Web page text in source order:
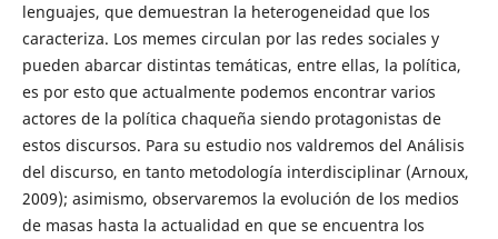
lenguajes, que demuestran la heterogeneidad que los
caracteriza. Los memes circulan por las redes sociales y
pueden abarcar distintas temáticas, entre ellas, la política,
es por esto que actualmente podemos encontrar varios
actores de la política chaqueña siendo protagonistas de
estos discursos. Para su estudio nos valdremos del Análisis
del discurso, en tanto metodología interdisciplinar (Arnoux,
2009); asimismo, observaremos la evolución de los medios
de masas hasta la actualidad en que se encuentra los